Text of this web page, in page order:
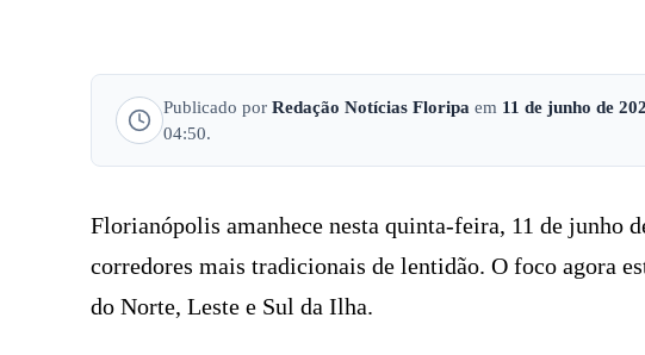
Publicado por Redação Notícias Floripa em 11 de junho de
04:50.
Florianópolis amanhece nesta quinta-feira, 11 de junho
corredores mais tradicionais de lentidão. O foco agora
do Norte, Leste e Sul da Ilha.